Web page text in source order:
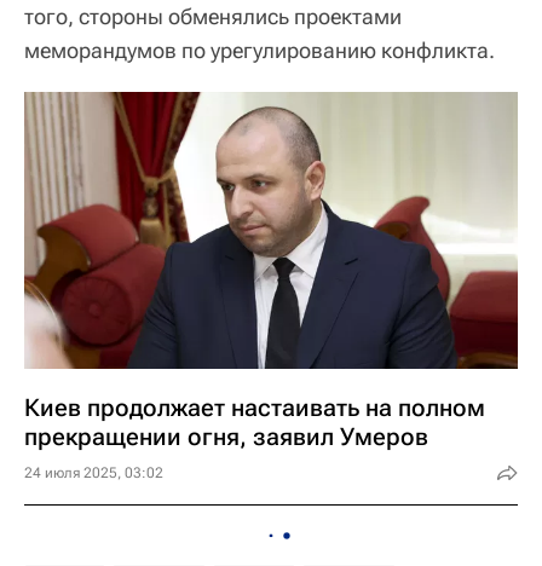
того, стороны обменялись проектами
меморандумов по урегулированию конфликта.
Киев продолжает настаивать на полном
прекращении огня, заявил Умеров
24 июля 2025, 03:02